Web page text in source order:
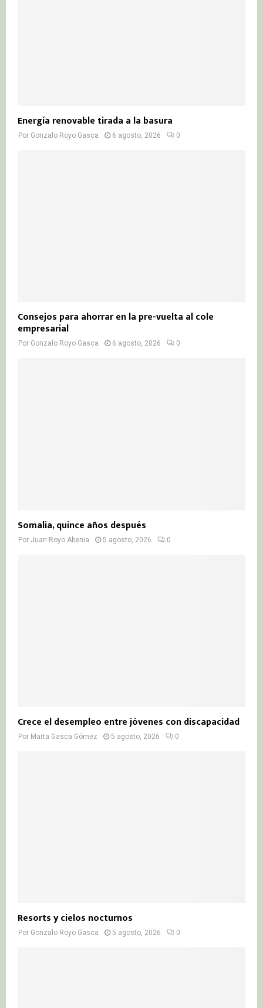
Energía renovable tirada a la basura
Por Gonzalo Royo Gasca 6 agosto, 2026 0
Consejos para ahorrar en la pre-vuelta al cole
empresarial
Por Gonzalo Royo Gasca 6 agosto, 2026 0
Somalia, quince años después
Por Juan Royo Abenia 5 agosto, 2026 0
Crece el desempleo entre jóvenes con discapacidad
Por Marta Gasca Gómez 5 agosto, 2026 0
Resorts y cielos nocturnos
Por Gonzalo Royo Gasca 5 agosto, 2026 0